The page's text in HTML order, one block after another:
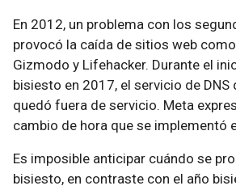
En 2012, un problema con los
provocó la caída de sitios web
Gizmodo y Lifehacker. Durante el
bisiesto en 2017, el servicio de DNS
quedó fuera de servicio. Meta
cambio de hora que se implementó
Es imposible anticipar cuándo se
bisiesto, en contraste con el año